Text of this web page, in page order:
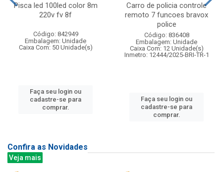
Pisca led 100led color 8m
220v fv 8f
Código: 842949
Embalagem: Unidade
Caixa Com: 50 Unidade(s)
Faça seu login ou
cadastre-se para
comprar.
Carro de policia controle
remoto 7 funcoes bravox
police
Código: 836408
Embalagem: Unidade
Caixa Com: 12 Unidade(s)
Inmetro: 12444/2025-BRI-TR-1
Faça seu login ou
cadastre-se para
comprar.
Confira as Novidades
Veja mais